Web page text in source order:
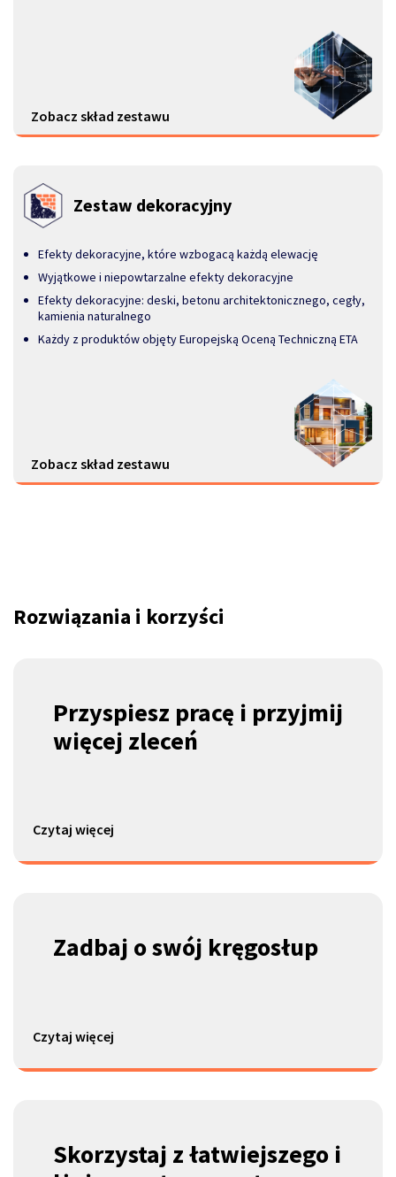
Zobacz skład zestawu
Zestaw dekoracyjny
Efekty dekoracyjne, które wzbogacą każdą elewację
Wyjątkowe i niepowtarzalne efekty dekoracyjne
Efekty dekoracyjne: deski, betonu architektonicznego, cegły,
kamienia naturalnego
Każdy z produktów objęty Europejską Oceną Techniczną ETA
Zobacz skład zestawu
Rozwiązania i korzyści
Przyspiesz pracę i przyjmij
więcej zleceń
Czytaj więcej
Zadbaj o swój kręgosłup
Czytaj więcej
Skorzystaj z łatwiejszego i